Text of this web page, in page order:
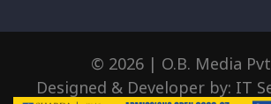
© 2026 | O.B. Media
Designed & Developer by: IT